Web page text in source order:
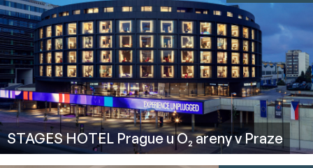
STAGES HOTEL Prague u O₂ areny v Praze